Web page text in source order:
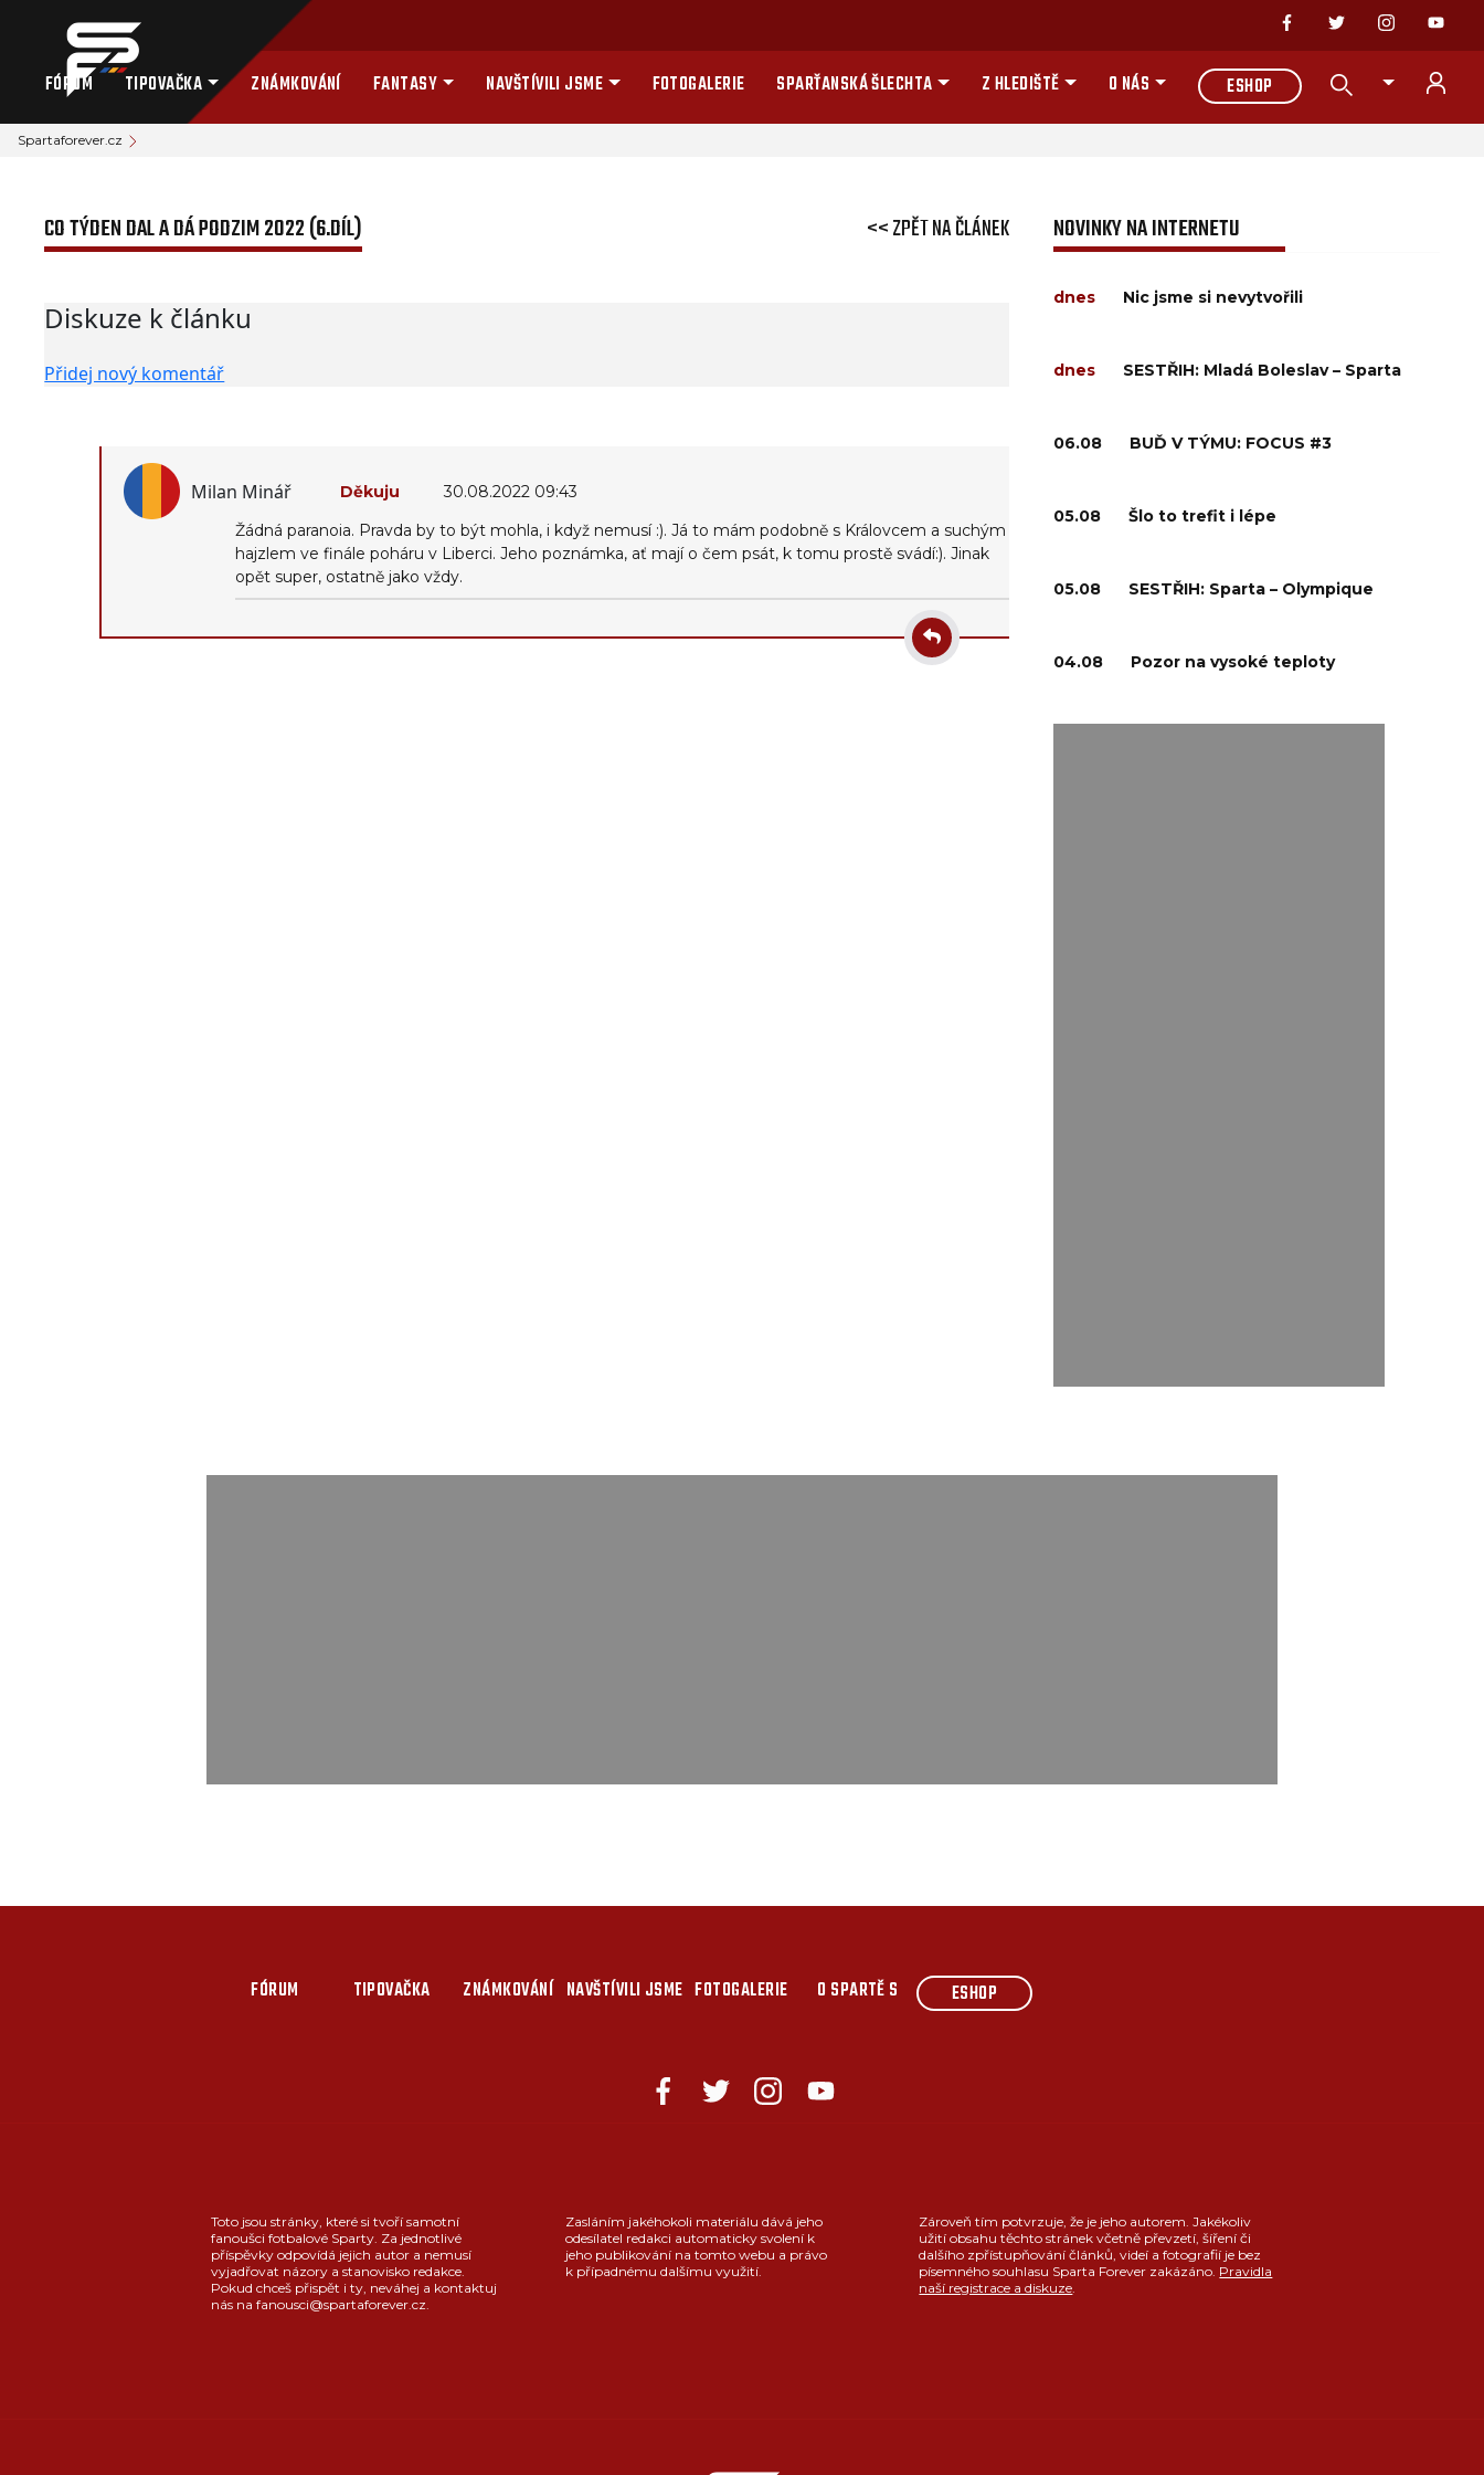
FÓRUM TIPOVAČKA ZNÁMKOVÁNÍ FANTASY NAVŠTÍVILI JSME FOTOGALERIE SPARŤANSKÁ ŠLECHTA Z HLEDIŠTĚ O NÁS ESHOP
Spartaforever.cz
CO TÝDEN DAL A DÁ PODZIM 2022 (6.DÍL) << ZPĚT NA ČLÁNEK
Diskuze k článku
Přidej nový komentář
Milan Minář Děkuju
30.08.2022 09:43
Žádná paranoia. Pravda by to být mohla, i když nemusí :). Já to mám podobně s Královcem a suchým
hajzlem ve finále poháru v Liberci. Jeho poznámka, ať mají o čem psát, k tomu prostě svádí:). Jinak
opět super, ostatně jako vždy.
NOVINKY NA INTERNETU
dnes Nic jsme si nevytvořili
dnes SESTŘIH: Mladá Boleslav – Sparta
06.08 BUĎ V TÝMU: FOCUS #3
05.08 Šlo to trefit i lépe
05.08 SESTŘIH: Sparta – Olympique
04.08 Pozor na vysoké teploty
FÓRUM TIPOVAČKA ZNÁMKOVÁNÍ NAVŠTÍVILI JSME FOTOGALERIE O SPARTĚ S ESHOP
Toto jsou stránky, které si tvoří samotní
fanoušci fotbalové Sparty. Za jednotlivé
příspěvky odpovídá jejich autor a nemusí
vyjadřovat názory a stanovisko redakce.
Pokud chceš přispět i ty, neváhej a kontaktuj
nás na fanousci@spartaforever.cz.
Zasláním jakéhokoli materiálu dává jeho
odesílatel redakci automaticky svolení k
jeho publikování na tomto webu a právo
k případnému dalšímu využití.
Zároveň tím potvrzuje, že je jeho autorem. Jakékoliv
užití obsahu těchto stránek včetně převzetí, šíření či
dalšího zpřístupňování článků, videí a fotografií je bez
písemného souhlasu Sparta Forever zakázáno. Pravidla
naší registrace a diskuze.